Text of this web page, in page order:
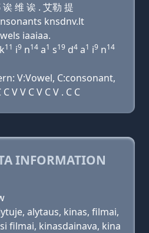
维 诶 . 艾勒 提
knsdnv.lt
iaaiaa.
11 i9 n14 a1 s19 d4 a1 i9 n14
V:Vowel, C:consonant,
V V C V C V . C C
INFORMATION
alytaus, kinas, filmai,
filmai, kinasdainava, kina